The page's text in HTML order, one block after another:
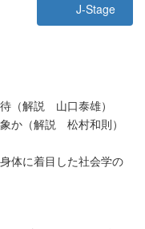
J-Stage
（解説 山口泰雄）
か（解説 松村和則）
体に着目した社会学の